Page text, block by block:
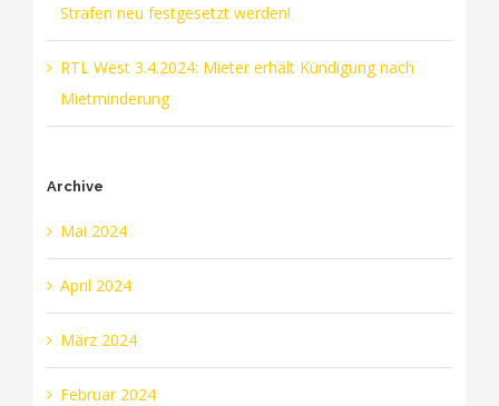
Strafen neu festgesetzt werden!
RTL West 3.4.2024: Mieter erhält Kündigung nach
Mietminderung
Archive
Mai 2024
April 2024
März 2024
Februar 2024